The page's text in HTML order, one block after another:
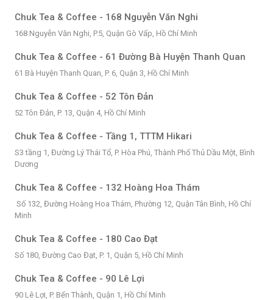
Chuk Tea & Coffee - 168 Nguyễn Văn Nghi
168 Nguyễn Văn Nghi, P.5, Quận Gò Vấp, Hồ Chí Minh
Chuk Tea & Coffee - 61 Đường Bà Huyện Thanh Quan
61 Bà Huyện Thanh Quan, P. 6, Quận 3, Hồ Chí Minh
Chuk Tea & Coffee - 52 Tôn Đản
52 Tôn Đản, P. 13, Quận 4, Hồ Chí Minh
Chuk Tea & Coffee - Tầng 1, TTTM Hikari
S3 tầng 1, Đường Lý Thái Tổ, P. Hòa Phú, Thành Phố Thủ Dầu Một, Bình
Dương
Chuk Tea & Coffee - 132 Hoàng Hoa Thám
Số 132, Đường Hoàng Hoa Thám, Phường 12, Quận Tân Bình, Hồ Chí
Minh
Chuk Tea & Coffee - 180 Cao Đạt
Số 180, Đường Cao Đạt, P. 1, Quận 5, Hồ Chí Minh
Chuk Tea & Coffee - 90 Lê Lợi
90 Lê Lợi, P. Bến Thành, Quận 1, Hồ Chí Minh